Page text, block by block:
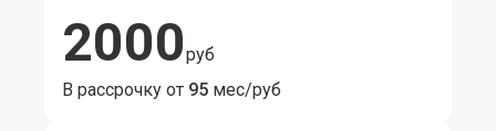
2000руб
В рассрочку от 95 мес/руб